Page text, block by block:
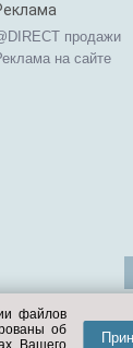
продажи
на сайте
файлов
об
Вашего